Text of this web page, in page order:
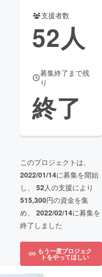
支援者数
52人
募集終了まで残
り
終了
このプロジェクトは、
2022/01/14に募集を開始
し、 52人の支援により
515,300円の資金を集
め、 2022/02/14に募集を
終了しました
もう一度プロジェク
トをやってほしい